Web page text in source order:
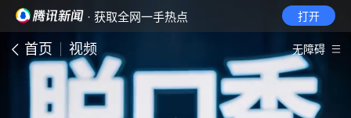
· 获取全网一手热点 打开
首页 视频 无障碍